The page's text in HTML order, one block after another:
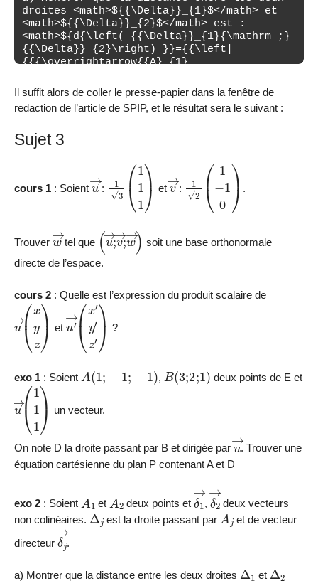
Il suffit alors de coller le presse-papier dans la fenêtre de
redaction de l’article de SPIP, et le résultat sera le suivant :
Sujet 3
cours 1 : Soient u→
: 3 1 11 ) etv→
: 2 1 0 .
Trouver w→
tel que (u→;v→ →
soit une base orthonormale
directe de l’espace.
cours 2 : Quelle est l’expression du produit scalaire de
u→ y )
etu′→ x y z′
?
exo 1 : Soient A (1 ;− , B(3; 2 1 ) deux points de E et
u→ ( 1 un vecteur.
On note D la droite passant par B et dirigée par u→
. Trouver une
équation cartésienne du plan P contenant A et D
exo 2 : Soient A et A deux points etδ1 →
, δ2 →
deux vecteurs
non colinéaires. Δ est la droite passant par A
et de vecteur
directeur δj→
.
a) Montrer que la distance entre les deux droites Δ et Δ